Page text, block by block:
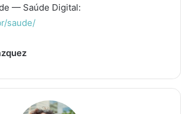
— Saúde Digital:
saude/